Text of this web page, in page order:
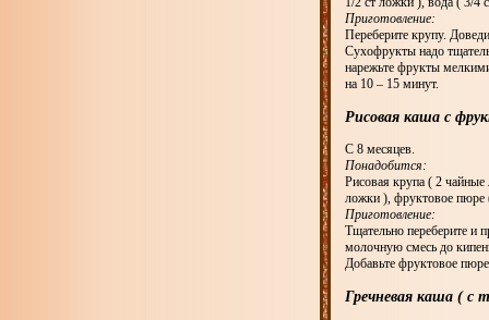
Приготовление:
Переберите крупу.
Сухофрукты надо
нарежьте фрукты
на 10 – 15 минут.
Рисовая каша с
С 8 месяцев.
Понадобится:
Рисовая крупа ( 2
ложки ), фруктовое пюре
Приготовление:
Тщательно переберите и
молочную смесь до
Добавьте фруктовое
Гречневая каша ( с